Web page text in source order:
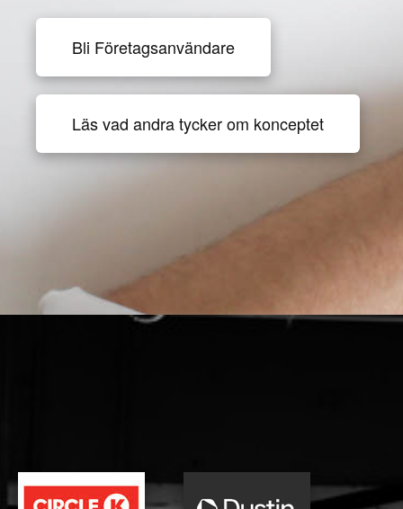
Bli Företagsanvändare
Läs vad andra tycker om konceptet